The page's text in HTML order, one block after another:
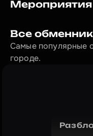
Мероприятия
Все
Самые популярные
городе.